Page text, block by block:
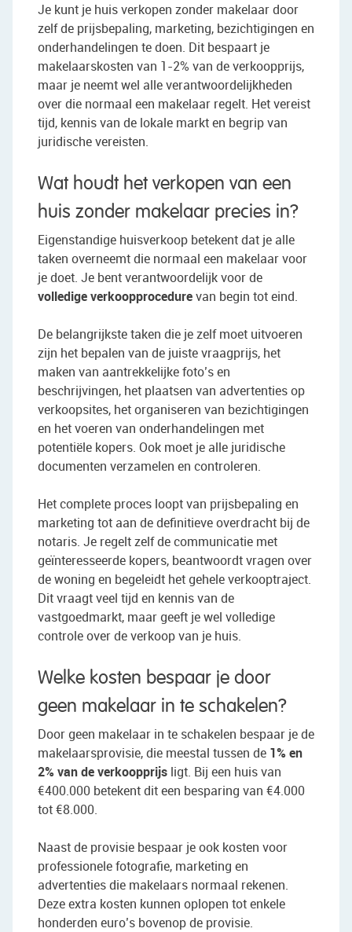
Je kunt je huis verkopen zonder makelaar door
zelf de prijsbepaling, marketing, bezichtigingen en
onderhandelingen te doen. Dit bespaart je
makelaarskosten van 1-2% van de verkoopprijs,
maar je neemt wel alle verantwoordelijkheden
over die normaal een makelaar regelt. Het vereist
tijd, kennis van de lokale markt en begrip van
juridische vereisten.
Wat houdt het verkopen van een
huis zonder makelaar precies in?
Eigenstandige huisverkoop betekent dat je alle
taken overneemt die normaal een makelaar voor
je doet. Je bent verantwoordelijk voor de
volledige verkoopprocedurevan begin tot eind.
De belangrijkste taken die je zelf moet uitvoeren
zijn het bepalen van de juiste vraagprijs, het
maken van aantrekkelijke foto’s en
beschrijvingen, het plaatsen van advertenties op
verkoopsites, het organiseren van bezichtigingen
en het voeren van onderhandelingen met
potentiële kopers. Ook moet je alle juridische
documenten verzamelen en controleren.
Het complete proces loopt van prijsbepaling en
marketing tot aan de definitieve overdracht bij de
notaris. Je regelt zelf de communicatie met
geïnteresseerde kopers, beantwoordt vragen over
de woning en begeleidt het gehele verkooptraject.
Dit vraagt veel tijd en kennis van de
vastgoedmarkt, maar geeft je wel volledige
controle over de verkoop van je huis.
Welke kosten bespaar je door
geen makelaar in te schakelen?
Door geen makelaar in te schakelen bespaar je de
makelaarsprovisie, die meestal tussen de 1% en
2% van de verkoopprijs ligt. Bij een huis van
€400.000 betekent dit een besparing van €4.000
tot €8.000.
Naast de provisie bespaar je ook kosten voor
professionele fotografie, marketing en
advertenties die makelaars normaal rekenen.
Deze extra kosten kunnen oplopen tot enkele
honderden euro’s bovenop de provisie.